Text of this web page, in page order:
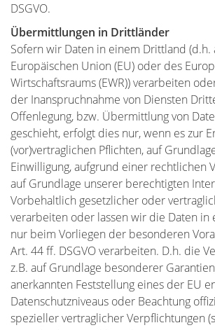
DSGVO.
Übermittlungen in Drittländer
Sofern wir Daten in einem Drittland
Europäischen Union (EU) oder des
Wirtschaftsraums (EWR)) verarbeiten
der Inanspruchnahme von Diensten
Offenlegung, bzw. Übermittlung von
geschieht, erfolgt dies nur, wenn es zur
(vor)vertraglichen Pflichten, auf
Einwilligung, aufgrund einer rechtlichen
auf Grundlage unserer berechtigten
Vorbehaltlich gesetzlicher oder
verarbeiten oder lassen wir die Daten in
nur beim Vorliegen der besonderen
Art. 44 ff. DSGVO verarbeiten. D.h. die
z.B. auf Grundlage besonderer
anerkannten Feststellung eines der EU
Datenschutzniveaus oder Beachtung
spezieller vertraglicher Verpflichtungen